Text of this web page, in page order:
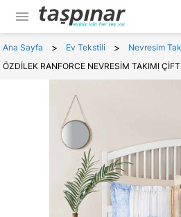
menu
Ana Sayfa > Ev Tekstili > Nevresim
ÖZDİLEK RANFORCE NEVRESİM TAKIMI